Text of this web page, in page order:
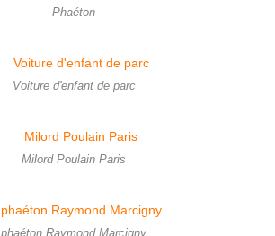
Phaéton
Voiture d'enfant de parc
Milord Poulain Paris
phaéton Raymond Marcigny